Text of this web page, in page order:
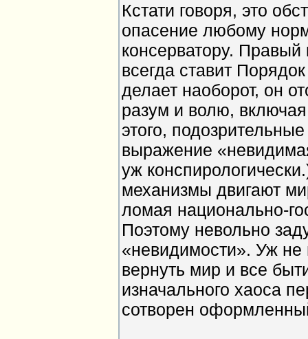
Кстати говоря, это
опасение любому
консерватору. Правый
всегда ставит
делает наоборот, он
разум и волю,
этого,
выражение
уж
механизмы двигают
ломая национально-
Поэтому невольно
«невидимости». Уж не
вернуть мир и все
изначального хаоса
сотворен